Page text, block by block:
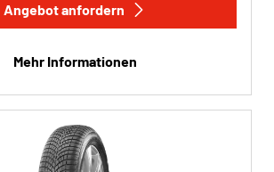
Angebot anfordern
Mehr Informationen